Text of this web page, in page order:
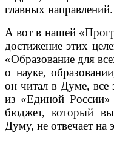
главных направлений.
А вот в нашей
достижение этих
«Образование для
о науке,
он читал в Думе, все
из «Единой России»
бюджет, который
Думу, не отвечает на